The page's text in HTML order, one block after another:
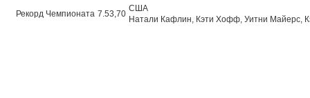
Рекорд Чемпионата 7.53,70
США
Натали Кафлин, Кэти Хофф, Уитни Майерс,